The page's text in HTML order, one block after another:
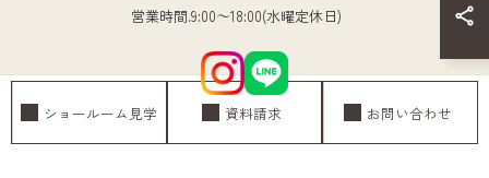
ショールーム見学 資料請求 お問い合わせ
営業時間.9:00～18:00(水曜定休日)
© 2026 岐阜の注文住宅ならナチュールホーム株式会社 ALL RIGHTS RESERVED.